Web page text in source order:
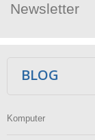
Newsletter
BLOG
Komputer